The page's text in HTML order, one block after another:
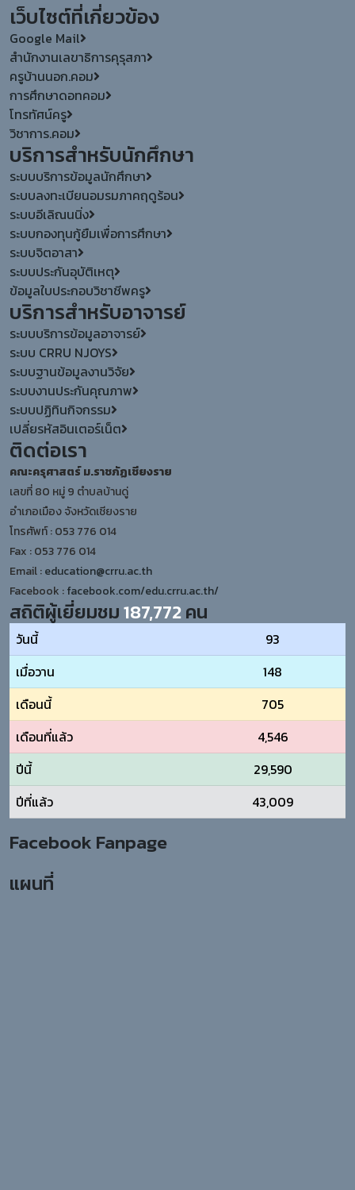
เว็บไซต์ที่เกี่ยวข้อง
Google Mail
สำนักงานเลขาธิการคุรุสภา
ครูบ้านนอก.คอม
การศึกษาดอทคอม
โทรทัศน์ครู
วิชาการ.คอม
บริการสำหรับนักศึกษา
ระบบบริการข้อมูลนักศึกษา
ระบบลงทะเบียนอมรมภาคฤดูร้อน
ระบบอีเลิณนนิ่ง
ระบบกองทุนกู้ยืมเพื่อการศึกษา
ระบบจิตอาสา
ระบบประกันอุบัติเหตุ
ข้อมูลใบประกอบวิชาชีพครู
บริการสำหรับอาจารย์
ระบบบริการข้อมูลอาจารย์
ระบบ CRRU NJOYS
ระบบฐานข้อมูลงานวิจัย
ระบบงานประกันคุณภาพ
ระบบปฏิทินกิจกรรม
เปลี่ยรหัสอินเตอร์เน็ต
ติดต่อเรา
คณะครุศาสตร์ ม.ราชภัฏเชียงราย
เลขที่ 80 หมู่ 9 ตำบลบ้านดู่
อำเภอเมือง จังหวัดเชียงราย
โทรศัพท์ : 053 776 014
Fax : 053 776 014
Email :education@crru.ac.th
Facebook :facebook.com/edu.crru.ac.th/
สถิติผู้เยี่ยมชม187,772คน
วันนี้
93
เมื่อวาน
148
เดือนนี้
705
เดือนที่แล้ว
4,546
ปีนี้
29,590
ปีที่แล้ว
43,009
Facebook Fanpage
แผนที่